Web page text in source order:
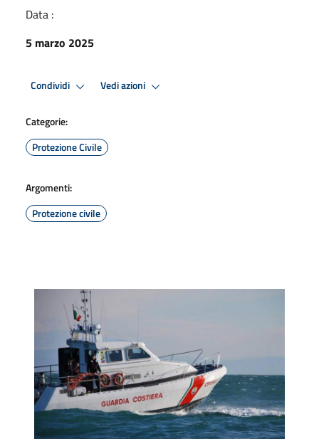
Data :
5 marzo 2025
Condividi Vedi azioni
Categorie:
Protezione Civile
Argomenti:
Protezione civile